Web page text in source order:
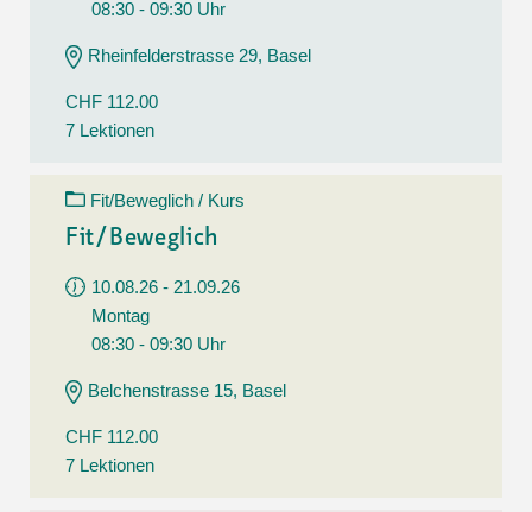
08:30 - 09:30 Uhr
Rheinfelderstrasse 29, Basel
CHF 112.00
7 Lektionen
Fit/Beweglich / Kurs
Fit/Beweglich
10.08.26 - 21.09.26
Montag
08:30 - 09:30 Uhr
Belchenstrasse 15, Basel
CHF 112.00
7 Lektionen